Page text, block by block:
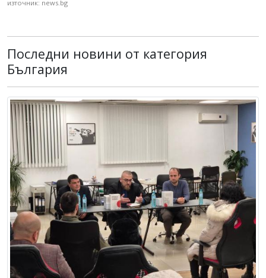
източник: news.bg
Последни новини от категория
България